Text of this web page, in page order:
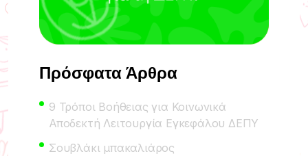
Πρόσφατα Άρθρα
9 Τρόποι Βοήθειας για Κοινωνικά
Αποδεκτή Λειτουργία Εγκεφάλου ΔΕΠΥ
Σουβλάκι μπακαλιάρος